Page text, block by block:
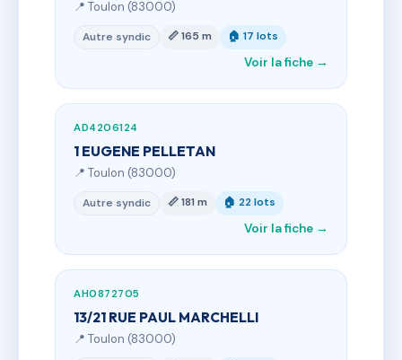
📍 Toulon (83000)
Autre syndic 📏 165 m 🏠 17 lots
Voir la fiche →
AD4206124
1 EUGENE PELLETAN
📍 Toulon (83000)
Autre syndic 📏 181 m 🏠 22 lots
Voir la fiche →
AH0872705
13/21 RUE PAUL MARCHELLI
📍 Toulon (83000)